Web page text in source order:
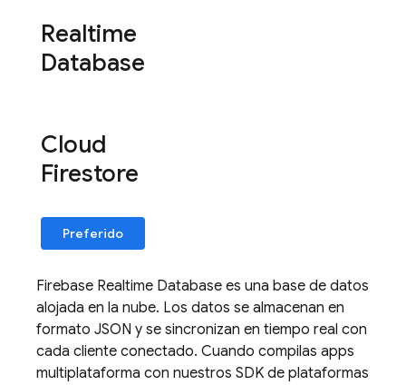
Realtime
Database
Cloud
Firestore
Preferido
Firebase Realtime Database es una base de datos
alojada en la nube. Los datos se almacenan en
formato JSON y se sincronizan en tiempo real con
cada cliente conectado. Cuando compilas apps
multiplataforma con nuestros SDK de plataformas